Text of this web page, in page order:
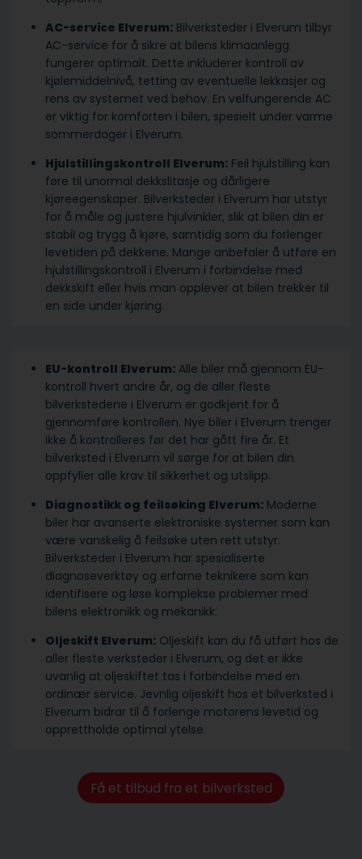
AC-service Elverum: Bilverksteder i Elverum tilbyr
AC-service for å sikre at bilens klimaanlegg
fungerer optimalt. Dette inkluderer kontroll av
kjølemiddelnivå, tetting av eventuelle lekkasjer og
rens av systemet ved behov. En velfungerende AC
er viktig for komforten i bilen, spesielt under varme
sommerdager i Elverum.
Hjulstillingskontroll Elverum: Feil hjulstilling kan
føre til unormal dekkslitasje og dårligere
kjøreegenskaper. Bilverksteder i Elverum har utstyr
for å måle og justere hjulvinkler, slik at bilen din er
stabil og trygg å kjøre, samtidig som du forlenger
levetiden på dekkene. Mange anbefaler å utføre en
hjulstillingskontroll i Elverum i forbindelse med
dekkskift eller hvis man opplever at bilen trekker til
en side under kjøring.
EU-kontroll Elverum: Alle biler må gjennom EU-
kontroll hvert andre år, og de aller fleste
bilverkstedene i Elverum er godkjent for å
gjennomføre kontrollen. Nye biler i Elverum trenger
ikke å kontrolleres før det har gått fire år. Et
bilverksted i Elverum vil sørge for at bilen din
oppfyller alle krav til sikkerhet og utslipp.
Diagnostikk og feilsøking Elverum: Moderne
biler har avanserte elektroniske systemer som kan
være vanskelig å feilsøke uten rett utstyr.
Bilverksteder i Elverum har spesialiserte
diagnoseverktøy og erfarne teknikere som kan
identifisere og løse komplekse problemer med
bilens elektronikk og mekanikk.
Oljeskift Elverum: Oljeskift kan du få utført hos de
aller fleste verksteder i Elverum, og det er ikke
uvanlig at oljeskiftet tas i forbindelse med en
ordinær service. Jevnlig oljeskift hos et bilverksted i
Elverum bidrar til å forlenge motorens levetid og
opprettholde optimal ytelse.
Få et tilbud fra et bilverksted